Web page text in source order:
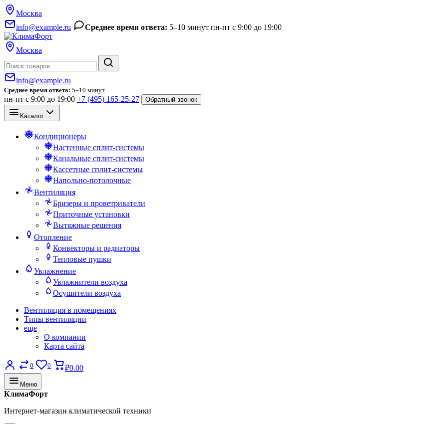
Москва
info@example.ru
Среднее время ответа: 5–10 минут пн-пт с 9:00 до 19:00
Москва
info@example.ru
Среднее время ответа: 5–10 минут
пн-пт с 9:00 до 19:00 +7 (495) 165-25-27 Обратный звонок
Каталог
Кондиционеры
Настенные сплит-системы
Канальные сплит-системы
Кассетные сплит-системы
Напольно-потолочные
Вентиляция
Бризеры и проветриватели
Приточные установки
Вытяжные решения
Отопление
Конвекторы и радиаторы
Тепловые пушки
Увлажнение
Увлажнители воздуха
Осушители воздуха
Вентиляция в помещениях
Типы вентиляции
еще
О компании
Карта сайта
0 0 ₽0.00
Меню
КлимаФорт
Интернет-магазин климатической техники